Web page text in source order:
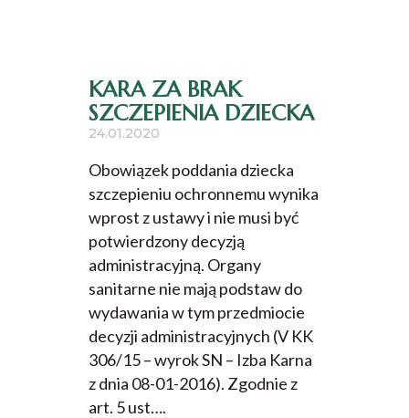
KARA ZA BRAK
SZCZEPIENIA DZIECKA
24.01.2020
Obowiązek poddania dziecka
szczepieniu ochronnemu wynika
wprost z ustawy i nie musi być
potwierdzony decyzją
administracyjną. Organy
sanitarne nie mają podstaw do
wydawania w tym przedmiocie
decyzji administracyjnych (V KK
306/15 – wyrok SN – Izba Karna
z dnia 08-01-2016). Zgodnie z
art. 5 ust….